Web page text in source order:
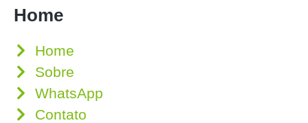
Home
Home
Sobre
WhatsApp
Contato